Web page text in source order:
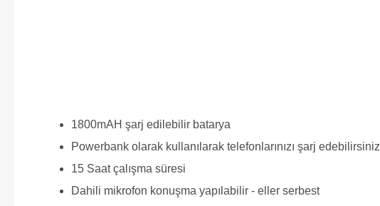
1800mAH şarj edilebilir batarya
Powerbank olarak kullanılarak telefonlarınızı şarj edebilirsiniz
15 Saat çalışma süresi
Dahili mikrofon konuşma yapılabilir - eller serbest